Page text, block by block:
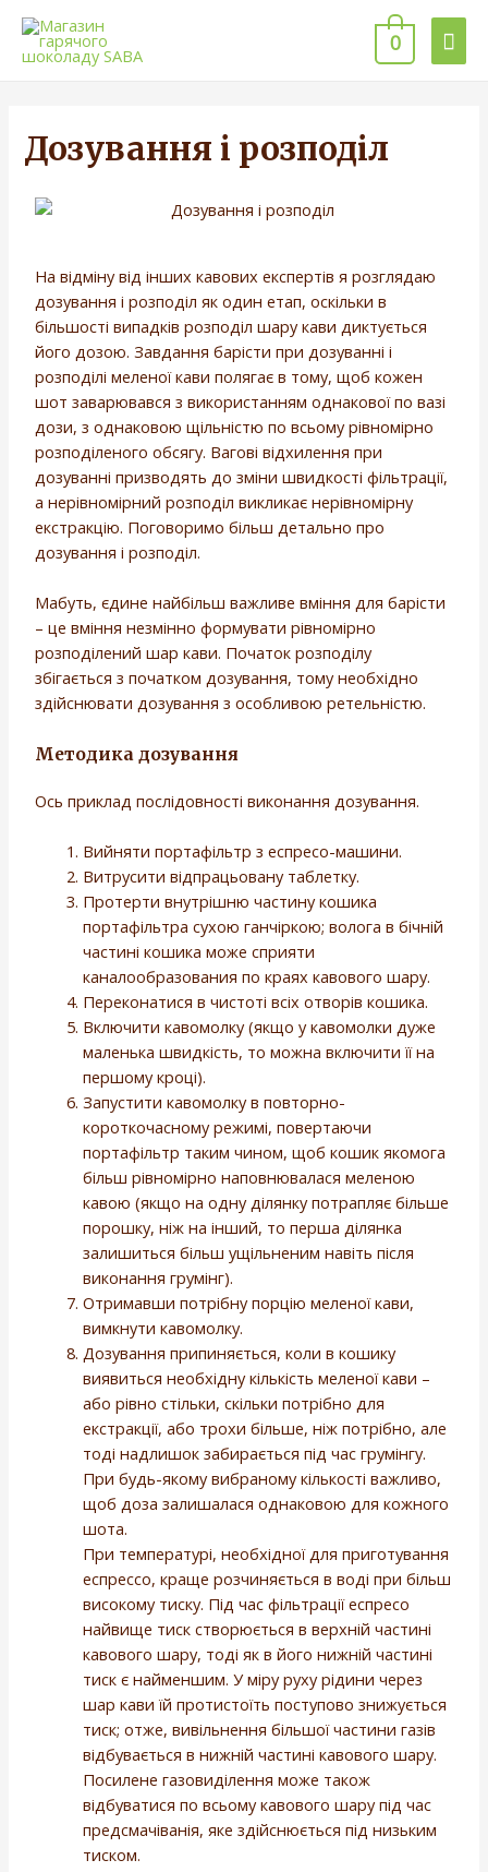
0
Дозування і розподіл
На відміну від інших кавових експертів я розглядаю
дозування і розподіл як один етап, оскільки в
більшості випадків розподіл шару кави диктується
його дозою. Завдання барісти при дозуванні і
розподілі меленої кави полягає в тому, щоб кожен
шот заварювався з використанням однакової по вазі
дози, з однаковою щільністю по всьому рівномірно
розподіленого обсягу. Вагові відхилення при
дозуванні призводять до зміни швидкості фільтрації,
а нерівномірний розподіл викликає нерівномірну
екстракцію. Поговоримо більш детально про
дозування і розподіл.
Мабуть, єдине найбільш важливе вміння для барісти
– це вміння незмінно формувати рівномірно
розподілений шар кави. Початок розподілу
збігається з початком дозування, тому необхідно
здійснювати дозування з особливою ретельністю.
Методика дозування
Ось приклад послідовності виконання дозування.
Вийняти портафільтр з еспресо-машини.
Витрусити відпрацьовану таблетку.
Протерти внутрішню частину кошика
портафільтра сухою ганчіркою; волога в бічній
частині кошика може сприяти
каналообразования по краях кавового шару.
Переконатися в чистоті всіх отворів кошика.
Включити кавомолку (якщо у кавомолки дуже
маленька швидкість, то можна включити її на
першому кроці).
Запустити кавомолку в повторно-
короткочасному режимі, повертаючи
портафільтр таким чином, щоб кошик якомога
більш рівномірно наповнювалася меленою
кавою (якщо на одну ділянку потрапляє більше
порошку, ніж на інший, то перша ділянка
залишиться більш ущільненим навіть після
виконання грумінг).
Отримавши потрібну порцію меленої кави,
вимкнути кавомолку.
Дозування припиняється, коли в кошику
виявиться необхідну кількість меленої кави –
або рівно стільки, скільки потрібно для
екстракції, або трохи більше, ніж потрібно, але
тоді надлишок забирається під час грумінгу.
При будь-якому вибраному кількості важливо,
щоб доза залишалася однаковою для кожного
шота.
При температурі, необхідної для приготування
еспрессо, краще розчиняється в воді при більш
високому тиску. Під час фільтрації еспресо
найвище тиск створюється в верхній частині
кавового шару, тоді як в його нижній частині
тиск є найменшим. У міру руху рідини через
шар кави їй протистоїть поступово знижується
тиск; отже, вивільнення більшої частини газів
відбувається в нижній частині кавового шару.
Посилене газовиділення може також
відбуватися по всьому кавового шару під час
предсмачіванія, яке здійснюється під низьким
тиском.